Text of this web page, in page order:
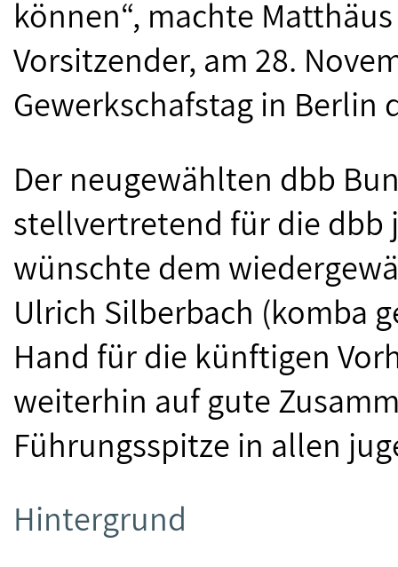
können“, machte
Vorsitzender, am 28.
Gewerkschafstag in Berlin
Der neugewählten dbb
stellvertretend für die dbb
wünschte dem
Ulrich Silberbach (komba
Hand für die künftigen
weiterhin auf gute
Führungsspitze in allen
Hintergrund